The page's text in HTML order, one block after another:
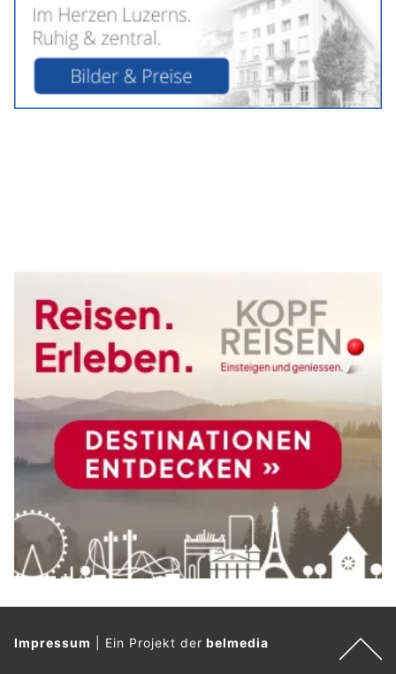
Impressum Ein Projekt derbelmedia